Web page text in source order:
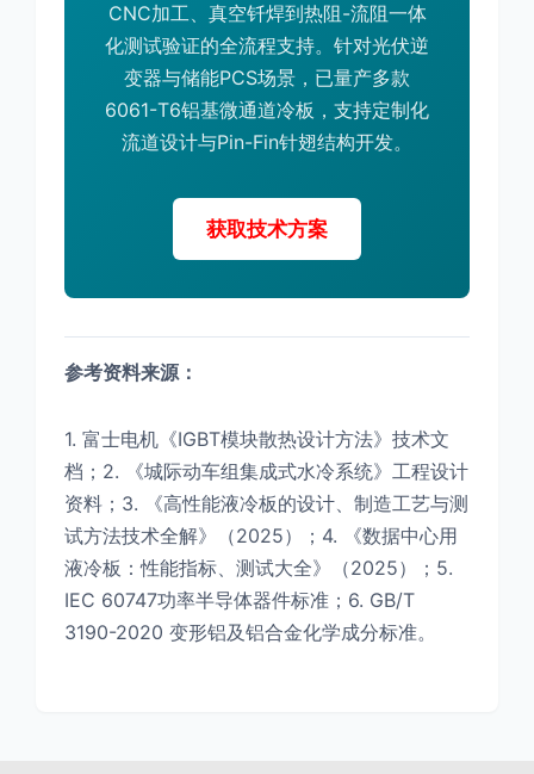
CNC加工、真空钎焊到热阻-流阻一体
化测试验证的全流程支持。针对光伏逆
变器与储能PCS场景，已量产多款
6061-T6铝基微通道冷板，支持定制化
流道设计与Pin-Fin针翅结构开发。
获取技术方案
参考资料来源：
1. 富士电机《IGBT模块散热设计方法》技术文
档；2. 《城际动车组集成式水冷系统》工程设计
资料；3. 《高性能液冷板的设计、制造工艺与测
试方法技术全解》（2025）；4. 《数据中心用
液冷板：性能指标、测试大全》（2025）；5.
IEC 60747功率半导体器件标准；6. GB/T
3190-2020 变形铝及铝合金化学成分标准。